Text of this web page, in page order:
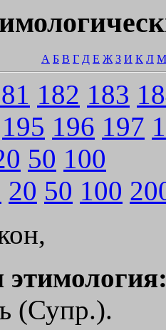
А Б В Г Д Е Ж З И К Л М
182 183
195 196 197
50 100
20 50 100
(Супр.).